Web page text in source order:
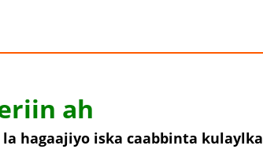
ah
hagaajiyo iska caabbinta kulaylka